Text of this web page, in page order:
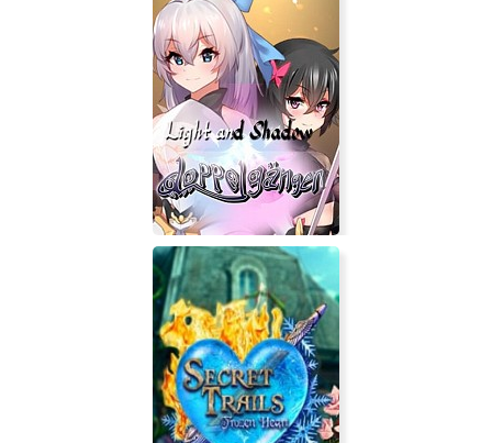
Touhou: Dreaming Butterfly
Light and Shadow - Doppelganger